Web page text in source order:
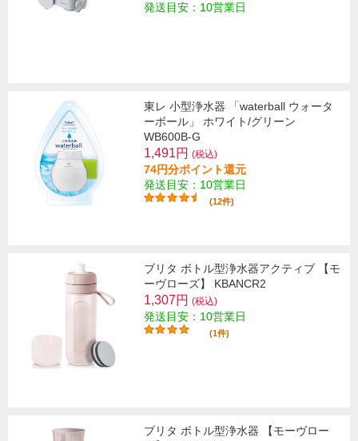
発送目安：10営業日
東レ 小型浄水器 「waterball ウォータ
ーボール」 ホワイト/グリーン
WB600B-G
1,491円 (税込)
74円分ポイント還元
発送目安：10営業日
(12件)
ブリタ ボトル型浄水器アクティブ 【モ
ーヴローズ】 KBANCR2
1,307円 (税込)
発送目安：10営業日
(1件)
ブリタ ボトル型浄水器 【モーヴロー